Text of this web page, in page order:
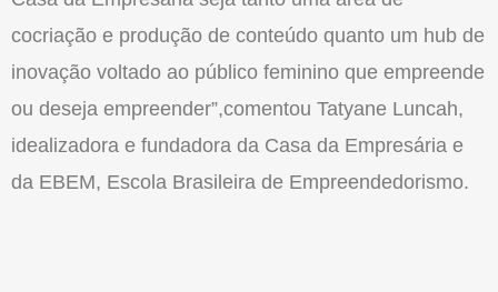
cocriação e produção de conteúdo quanto um hub de
inovação voltado ao público feminino que empreende
ou deseja empreender”,comentou Tatyane Luncah,
idealizadora e fundadora da Casa da Empresária e
da EBEM, Escola Brasileira de Empreendedorismo.